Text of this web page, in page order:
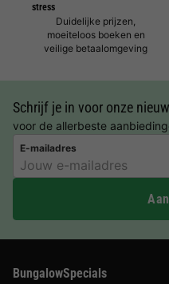
stress
Duidelijke prijzen,
moeiteloos boeken en
veilige betaalomgeving
Schrijf je in voor onze
voor de allerbeste
E-mailadres
BungalowSpecials